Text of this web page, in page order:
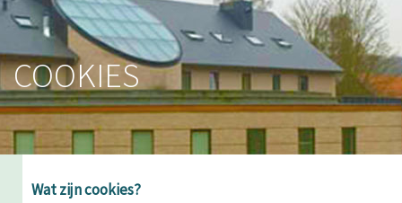
navigation
COOKIES
Wat zijn cookies?